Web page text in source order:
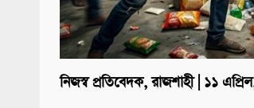
নিজস্ব প্রতিবেদক, রাজশাহী | ১১